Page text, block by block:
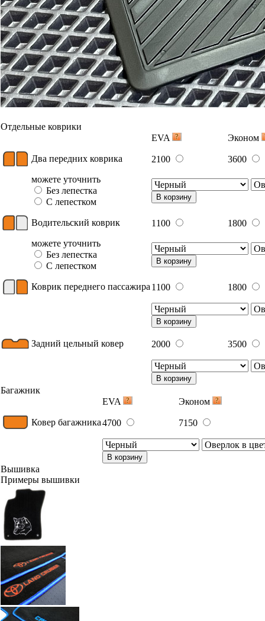
Отдельные коврики
EVA
Эконом
Два передних коврика 2100
3600
можете уточнить
Без лепестка
С лепестком
В корзину
Водительский коврик 1100
1800
можете уточнить
Без лепестка
С лепестком
В корзину
Коврик переднего пассажира 1100 1800
В корзину
Задний цельный ковер 2000 3500
В корзину
Багажник
EVA
Эконом
Ковер багажника4700 7150
В корзину
Вышивка
Примеры вышивки